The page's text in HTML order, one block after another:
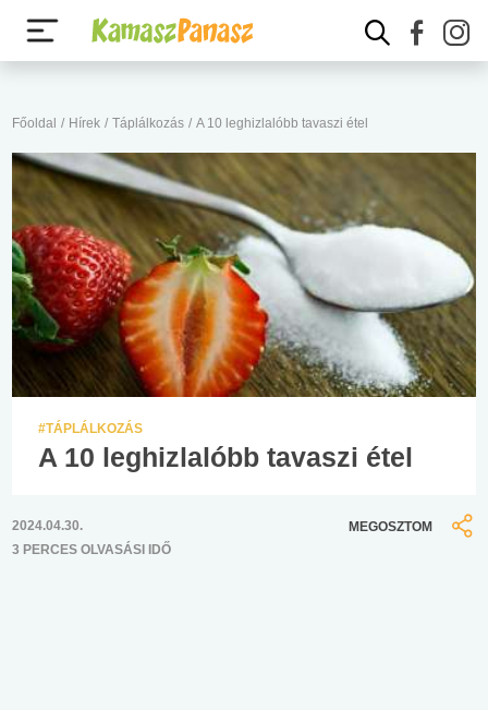
Főoldal / Hírek / Táplálkozás / A 10 leghizlalóbb tavaszi étel
#TÁPLÁLKOZÁS
A 10 leghizlalóbb tavaszi étel
2024.04.30.
3 PERCES OLVASÁSI IDŐ
MEGOSZTOM